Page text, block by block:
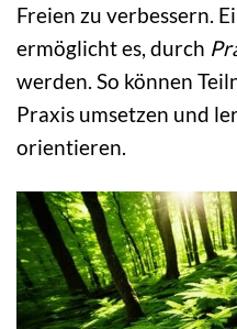
Freien zu verbessern.
ermöglicht es, durch
werden. So können
Praxis umsetzen und
orientieren.